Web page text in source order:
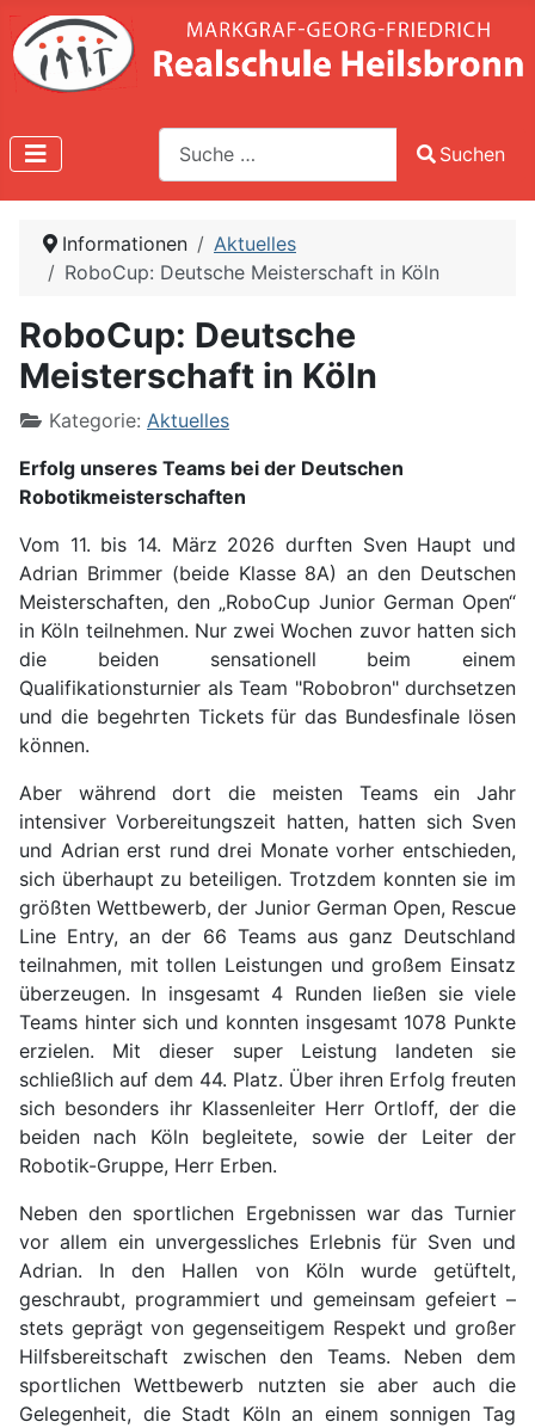
Suche
Type 2 or more characters for results.
Suchen
Informationen
Aktuelles
RoboCup: Deutsche Meisterschaft in Köln
RoboCup: Deutsche
Meisterschaft in Köln
Kategorie: Aktuelles
Erfolg unseres Teams bei der Deutschen
Robotikmeisterschaften
Vom 11. bis 14. März 2026 durften Sven Haupt und
Adrian Brimmer (beide Klasse 8A) an den Deutschen
Meisterschaften, den „RoboCup Junior German Open“
in Köln teilnehmen. Nur zwei Wochen zuvor hatten sich
die beiden sensationell beim einem
Qualifikationsturnier als Team "Robobron" durchsetzen
und die begehrten Tickets für das Bundesfinale lösen
können.
Aber während dort die meisten Teams ein Jahr
intensiver Vorbereitungszeit hatten, hatten sich Sven
und Adrian erst rund drei Monate vorher entschieden,
sich überhaupt zu beteiligen. Trotzdem konnten sie im
größten Wettbewerb, der Junior German Open, Rescue
Line Entry, an der 66 Teams aus ganz Deutschland
teilnahmen, mit tollen Leistungen und großem Einsatz
überzeugen. In insgesamt 4 Runden ließen sie viele
Teams hinter sich und konnten insgesamt 1078 Punkte
erzielen. Mit dieser super Leistung landeten sie
schließlich auf dem 44. Platz. Über ihren Erfolg freuten
sich besonders ihr Klassenleiter Herr Ortloff, der die
beiden nach Köln begleitete, sowie der Leiter der
Robotik-Gruppe, Herr Erben.
Neben den sportlichen Ergebnissen war das Turnier
vor allem ein unvergessliches Erlebnis für Sven und
Adrian. In den Hallen von Köln wurde getüftelt,
geschraubt, programmiert und gemeinsam gefeiert –
stets geprägt von gegenseitigem Respekt und großer
Hilfsbereitschaft zwischen den Teams. Neben dem
sportlichen Wettbewerb nutzten sie aber auch die
Gelegenheit, die Stadt Köln an einem sonnigen Tag